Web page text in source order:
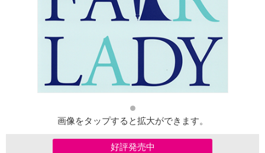
画像をタップすると拡大ができます。
好評発売中